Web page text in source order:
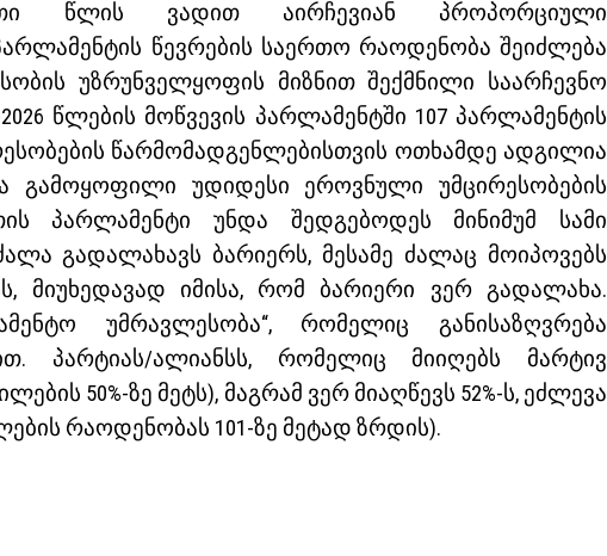
წლის ვადით აირჩევიან პროპორციული
წევრების საერთო რაოდენობა შეიძლება
უზრუნველყოფის მიზნით შექმნილი საარჩევნო
წლების მოწვევის პარლამენტში 107 პარლამენტის
წარმომადგენლებისთვის ოთხამდე ადგილია
გამოყოფილი უდიდესი ეროვნული უმცირესობების
პარლამენტი უნდა შედგებოდეს მინიმუმ სამი
გადალახავს ბარიერს, მესამე ძალაც მოიპოვებს
მიუხედავად იმისა, რომ ბარიერი ვერ გადალახა.
უმრავლესობა“, რომელიც განისაზღვრება
პარტიას/ალიანსს, რომელიც მიიღებს მარტივ
50%-ზე მეტს), მაგრამ ვერ მიაღწევს 52%-ს, ეძლევა
რაოდენობას 101-ზე მეტად ზრდის).